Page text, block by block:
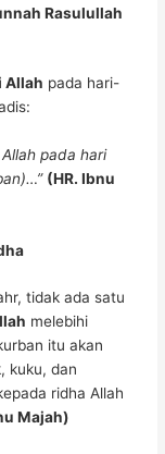
Rasulullah
Allah pada hari-
pada hari
(HR. Ibnu
melebihi
itu akan
kuku, dan
ridha Allah
Majah)